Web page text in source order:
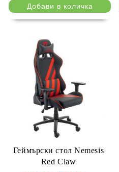
Геймърски стол Nemesis
Red Claw